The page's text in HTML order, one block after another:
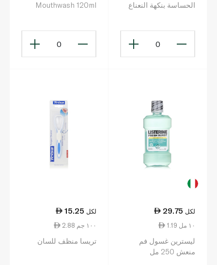
الحساسة بنكهة النعناع
0
Mouthwash 120ml
0
29.75 لكل
1.19 ١٠ مل
ليسترين غسول فم
منعش 250 مل
15.25 لكل
2.88 ١٠٠ جم
تريسا منظف للسان